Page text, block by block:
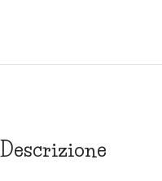
Descrizione